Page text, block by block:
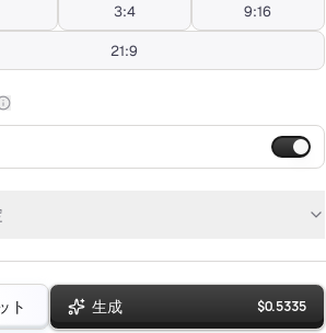
3:4 9:16
21:9
生成 $0.5335
ト